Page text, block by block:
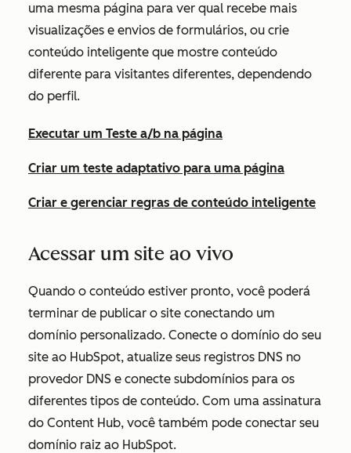
uma mesma página para ver qual recebe mais
visualizações e envios de formulários, ou crie
conteúdo inteligente que mostre conteúdo
diferente para visitantes diferentes, dependendo
do perfil.
Executar um Teste a/b na página
Criar um teste adaptativo para uma página
Criar e gerenciar regras de conteúdo inteligente
Acessar um site ao vivo
Quando o conteúdo estiver pronto, você poderá
terminar de publicar o site conectando um
domínio personalizado. Conecte o domínio do seu
site ao HubSpot, atualize seus registros DNS no
provedor DNS e conecte subdomínios para os
diferentes tipos de conteúdo. Com uma assinatura
do Content Hub, você também pode conectar seu
domínio raiz ao HubSpot.